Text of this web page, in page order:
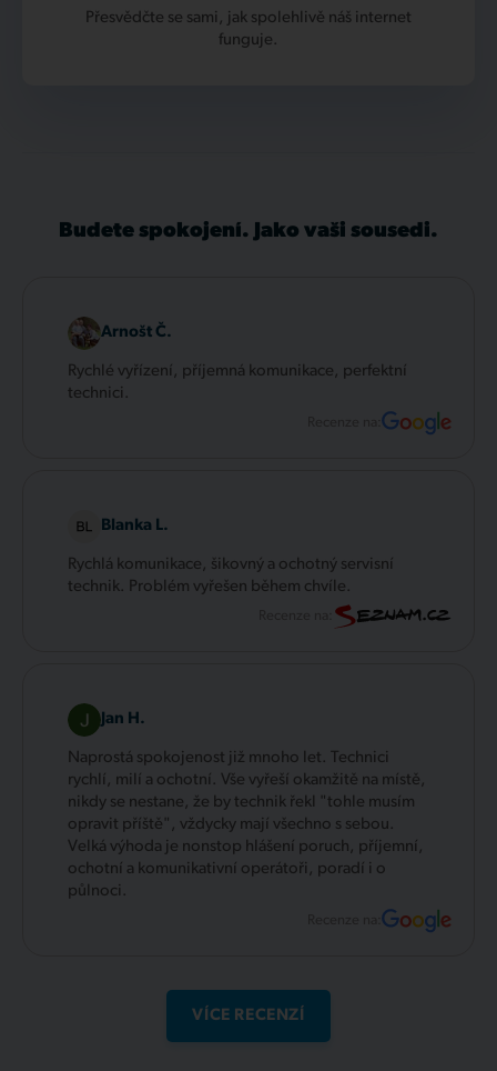
Přesvědčte se sami, jak spolehlivě náš internet
funguje.
Budete spokojení. Jako vaši sousedi.
Arnošt Č.
Rychlé vyřízení, příjemná komunikace, perfektní
technici.
Recenze na:
Blanka L.
Rychlá komunikace, šikovný a ochotný servisní
technik. Problém vyřešen během chvíle.
Jan H.
Naprostá spokojenost již mnoho let. Technici
rychlí, milí a ochotní. Vše vyřeší okamžitě na místě,
nikdy se nestane, že by technik řekl "tohle musím
opravit příště", vždycky mají všechno s sebou.
Velká výhoda je nonstop hlášení poruch, příjemní,
ochotní a komunikativní operátoři, poradí i o
půlnoci.
Recenze na:
VÍCE RECENZÍ